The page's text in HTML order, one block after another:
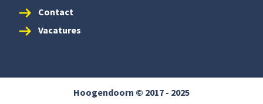
Contact
Vacatures
Hoogendoorn © 2017 - 2025